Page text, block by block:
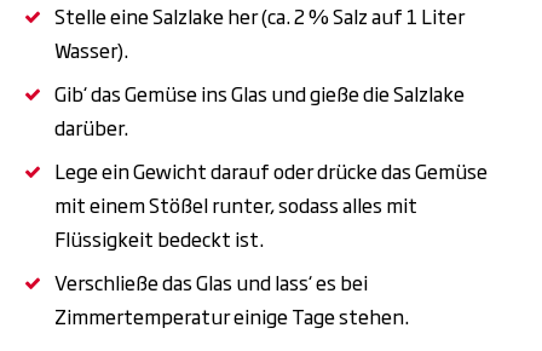
Stelle eine Salzlake her (ca. 2 % Salz auf 1 Liter
Wasser).
Gib‘ das Gemüse ins Glas und gieße die Salzlake
darüber.
Lege ein Gewicht darauf oder drücke das Gemüse
mit einem Stößel runter, sodass alles mit
Flüssigkeit bedeckt ist.
Verschließe das Glas und lass‘ es bei
Zimmertemperatur einige Tage stehen.